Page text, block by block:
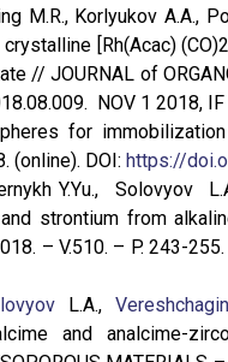
M.R., Korlyukov A.A.,
[Rh(Acac)
// JOURNAL of
NOV 1 2018,
for
(online). DOI: https://
Y.Yu., Solovyov
strontium from
– V.510. – P. 243-
L.A.,
and analcime-